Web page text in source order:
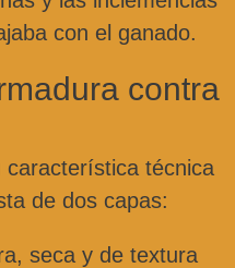
con el ganado.
contra
característica técnica
de dos capas:
seca y de textura